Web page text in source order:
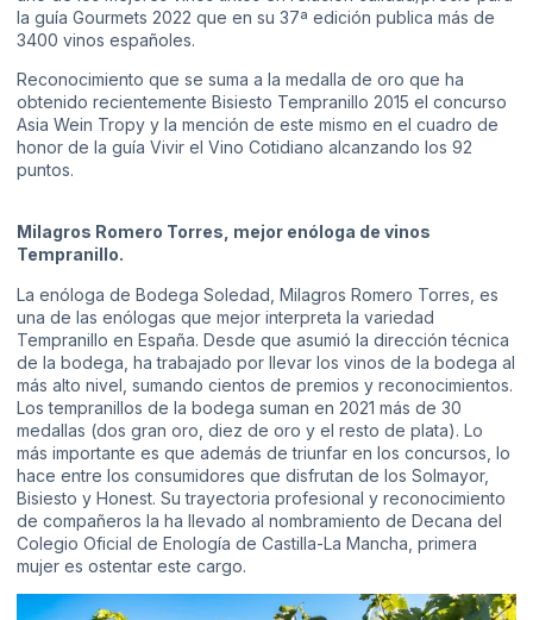
la guía Gourmets 2022 que en su 37ª edición publica más de
3400 vinos españoles.
Reconocimiento que se suma a la medalla de oro que ha
obtenido recientemente Bisiesto Tempranillo 2015 el concurso
Asia Wein Tropy y la mención de este mismo en el cuadro de
honor de la guía Vivir el Vino Cotidiano alcanzando los 92
puntos.
Milagros Romero Torres, mejor enóloga de vinos
Tempranillo.
La enóloga de Bodega Soledad, Milagros Romero Torres, es
una de las enólogas que mejor interpreta la variedad
Tempranillo en España. Desde que asumió la dirección técnica
de la bodega, ha trabajado por llevar los vinos de la bodega al
más alto nivel, sumando cientos de premios y reconocimientos.
Los tempranillos de la bodega suman en 2021 más de 30
medallas (dos gran oro, diez de oro y el resto de plata). Lo
más importante es que además de triunfar en los concursos, lo
hace entre los consumidores que disfrutan de los Solmayor,
Bisiesto y Honest. Su trayectoria profesional y reconocimiento
de compañeros la ha llevado al nombramiento de Decana del
Colegio Oficial de Enología de Castilla-La Mancha, primera
mujer es ostentar este cargo.